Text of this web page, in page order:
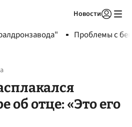
Новости
Проблемы с
об отце: «Это его